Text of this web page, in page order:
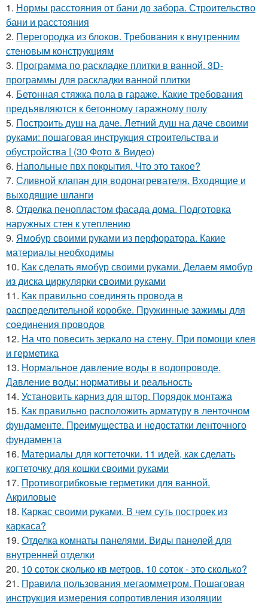
1. Нормы расстояния от бани до забора. Строительство
бани и расстояния
2. Перегородка из блоков. Требования к внутренним
стеновым конструкциям
3. Программа по раскладке плитки в ванной. 3D-
программы для раскладки ванной плитки
4. Бетонная стяжка пола в гараже. Какие требования
предъявляются к бетонному гаражному полу
5. Построить душ на даче. Летний душ на даче своими
руками: пошаговая инструкция строительства и
обустройства | (30 Фото & Видео)
6. Напольные пвх покрытия. Что это такое?
7. Сливной клапан для водонагревателя. Входящие и
выходящие шланги
8. Отделка пенопластом фасада дома. Подготовка
наружных стен к утеплению
9. Ямобур своими руками из перфоратора. Какие
материалы необходимы
10. Как сделать ямобур своими руками. Делаем ямобур
из диска циркулярки своими руками
11. Как правильно соединять провода в
распределительной коробке. Пружинные зажимы для
соединения проводов
12. На что повесить зеркало на стену. При помощи клея
и герметика
13. Нормальное давление воды в водопроводе.
Давление воды: нормативы и реальность
14. Установить карниз для штор. Порядок монтажа
15. Как правильно расположить арматуру в ленточном
фундаменте. Преимущества и недостатки ленточного
фундамента
16. Материалы для когтеточки. 11 идей, как сделать
когтеточку для кошки своими руками
17. Противогрибковые герметики для ванной.
Акриловые
18. Каркас своими руками. В чем суть построек из
каркаса?
19. Отделка комнаты панелями. Виды панелей для
внутренней отделки
20. 10 соток сколько кв метров. 10 соток - это сколько?
21. Правила пользования мегаомметром. Пошаговая
инструкция измерения сопротивления изоляции